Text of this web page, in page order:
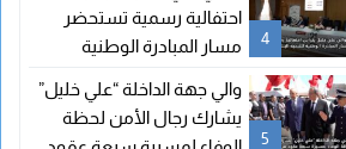
4
احتفالية رسمية تستحضر
مسار المبادرة الوطنية
5
والي جهة الداخلة “علي خليل”
يشارك رجال الأمن لحظة